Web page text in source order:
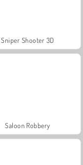
Sniper Shooter 3D
Saloon Robbery